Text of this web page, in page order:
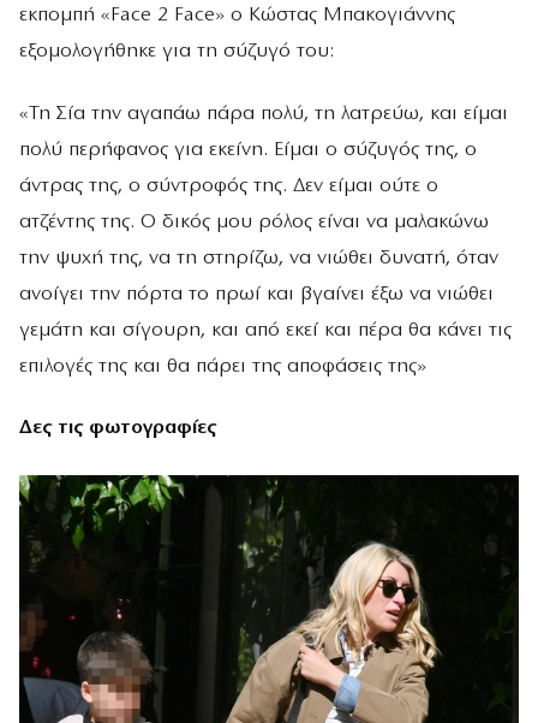
εκπομπή «Face 2 Face» ο Κώστας Μπακογιάννης
εξομολογήθηκε για τη σύζυγό του:
«Τη Σία την αγαπάω πάρα πολύ, τη λατρεύω, και είμαι
πολύ περήφανος για εκείνη. Είμαι ο σύζυγός της, ο
άντρας της, ο σύντροφός της. Δεν είμαι ούτε ο
ατζέντης της. Ο δικός μου ρόλος είναι να μαλακώνω
την ψυχή της, να τη στηρίζω, να νιώθει δυνατή, όταν
ανοίγει την πόρτα το πρωί και βγαίνει έξω να νιώθει
γεμάτη και σίγουρη, και από εκεί και πέρα θα κάνει τις
επιλογές της και θα πάρει της αποφάσεις της»
Δες τις φωτογραφίες